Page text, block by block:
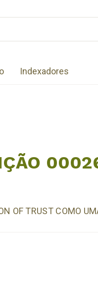
Indexadores
OF TRUST COMO